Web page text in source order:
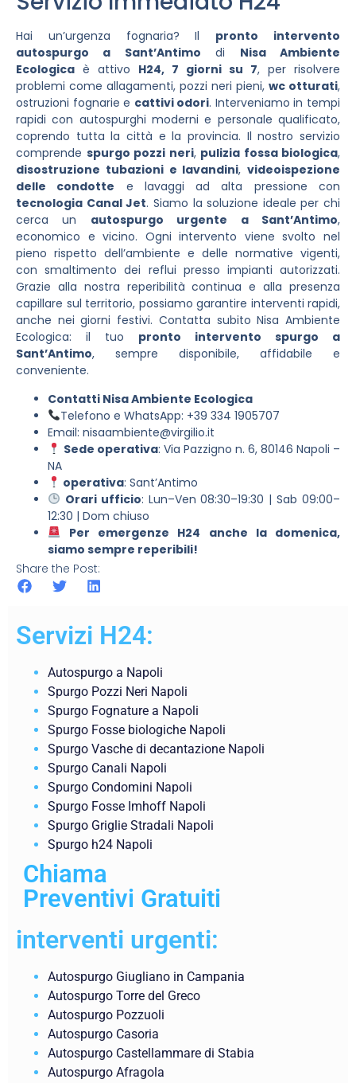
Hai un’urgenza fognaria? Il pronto intervento
autospurgo a Sant’Antimo di Nisa Ambiente
Ecologica è attivo H24, 7 giorni su 7, per risolvere
problemi come allagamenti, pozzi neri pieni, wc otturati,
ostruzioni fognarie e cattivi odori. Interveniamo in tempi
rapidi con autospurghi moderni e personale qualificato,
coprendo tutta la città e la provincia. Il nostro servizio
comprende spurgo pozzi neri, pulizia fossa biologica,
disostruzione tubazioni e lavandini, videoispezione
delle condotte e lavaggi ad alta pressione con
tecnologia Canal Jet. Siamo la soluzione ideale per chi
cerca un autospurgo urgente a Sant’Antimo,
economico e vicino. Ogni intervento viene svolto nel
pieno rispetto dell’ambiente e delle normative vigenti,
con smaltimento dei reflui presso impianti autorizzati.
Grazie alla nostra reperibilità continua e alla presenza
capillare sul territorio, possiamo garantire interventi rapidi,
anche nei giorni festivi. Contatta subito Nisa Ambiente
Ecologica: il tuo pronto intervento spurgo a
Sant’Antimo, sempre disponibile, affidabile e
conveniente.
Contatti Nisa Ambiente Ecologica
Telefono e WhatsApp: +39 334 1905707
Email: nisaambiente@virgilio.it
Sede operativa: Via Pazzigno n. 6, 80146 Napoli –
NA
operativa: Sant’Antimo
Orari ufficio: Lun–Ven 08:30–19:30 | Sab 09:00–
12:30 | Dom chiuso
Per emergenze H24 anche la domenica,
siamo sempre reperibili!
Share the Post:
Servizi H24:
Autospurgo a Napoli
Spurgo Pozzi Neri Napoli
Spurgo Fognature a Napoli
Spurgo Fosse biologiche Napoli
Spurgo Vasche di decantazione Napoli
Spurgo Canali Napoli
Spurgo Condomini Napoli
Spurgo Fosse Imhoff Napoli
Spurgo Griglie Stradali Napoli
Spurgo h24 Napoli
Chiama
Preventivi Gratuiti
interventi urgenti:
Autospurgo Giugliano in Campania
Autospurgo Torre del Greco
Autospurgo Pozzuoli
Autospurgo Casoria
Autospurgo Castellammare di Stabia
Autospurgo Afragola